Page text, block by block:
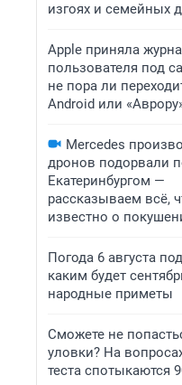
изгоях и семейных
Apple приняла
пользователя под
не пора ли
Android или
Mercedes
дронов подорвали
Екатеринбургом —
рассказываем всё,
известно о
Погода 6 августа
каким будет
народные приметы
Сможете не
уловки? На
теста спотыкаются